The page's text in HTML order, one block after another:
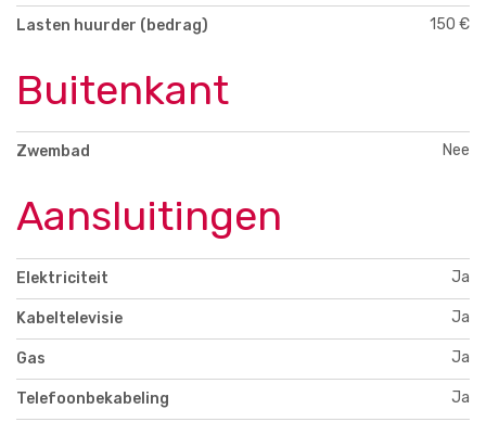
Lasten huurder (bedrag) 150 €
Buitenkant
Zwembad Nee
Aansluitingen
Elektriciteit Ja
Kabeltelevisie Ja
Gas Ja
Telefoonbekabeling Ja